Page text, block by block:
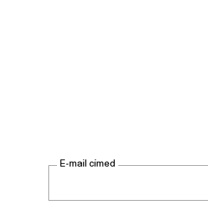
E-mail címed